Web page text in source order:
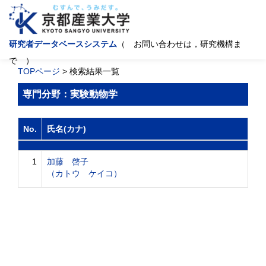
研究者データベースシステム （ お問い合わせは，研究機構ま
で ）
TOPページ > 検索結果一覧
専門分野：実験動物学
No. 氏名(カナ)
1
加藤 啓子
（カトウ ケイコ）